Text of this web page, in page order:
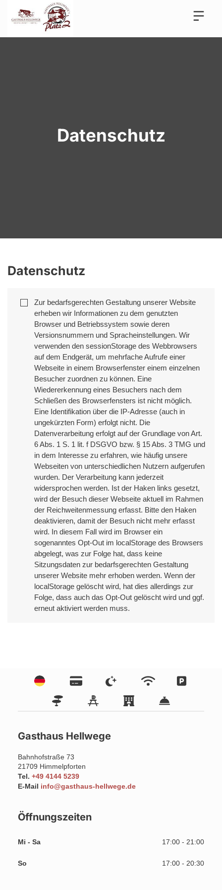
Datenschutz
Datenschutz
Zur bedarfsgerechten Gestaltung unserer Website
erheben wir Informationen zu dem genutzten
Browser und Betriebssystem sowie deren
Versionsnummern und Spracheinstellungen. Wir
verwenden den sessionStorage des Webbrowsers
auf dem Endgerät, um mehrfache Aufrufe einer
Webseite in einem Browserfenster einem einzelnen
Besucher zuordnen zu können. Eine
Wiedererkennung eines Besuchers nach dem
Schließen des Browserfensters ist nicht möglich.
Eine Identifikation über die IP-Adresse (auch in
ungekürzten Form) erfolgt nicht. Die
Datenverarbeitung erfolgt auf der Grundlage von Art.
6 Abs. 1 S. 1 lit. f DSGVO bzw. § 15 Abs. 3 TMG und
in dem Interesse zu erfahren, wie häufig unsere
Webseiten von unterschiedlichen Nutzern aufgerufen
wurden. Der Verarbeitung kann jederzeit
widersprochen werden. Ist der Haken links gesetzt,
wird der Besuch dieser Webseite aktuell im Rahmen
der Reichweitenmessung erfasst. Bitte den Haken
deaktivieren, damit der Besuch nicht mehr erfasst
wird. In diesem Fall wird im Browser ein
sogenanntes Opt-Out im localStorage des Browsers
abgelegt, was zur Folge hat, dass keine
Sitzungsdaten zur bedarfsgerechten Gestaltung
unserer Website mehr erhoben werden. Wenn der
localStorage gelöscht wird, hat dies allerdings zur
Folge, dass auch das Opt-Out gelöscht wird und ggf.
erneut aktiviert werden muss.
Gasthaus Hellwege
Bahnhofstraße 73
21709 Himmelpforten
Tel. +49 4144 5239
E-Mail info@gasthaus-hellwege.de
Öffnungszeiten
Mi - Sa 17:00 - 21:00
So 17:00 - 20:30